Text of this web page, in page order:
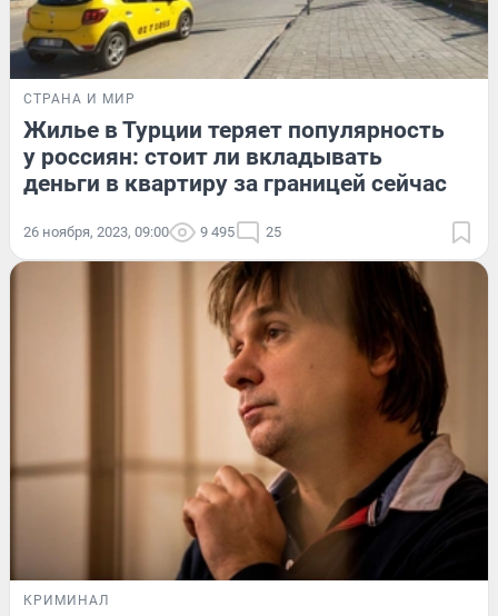
СТРАНА И МИР
Жилье в Турции теряет популярность
у россиян: стоит ли вкладывать
деньги в квартиру за границей сейчас
26 ноября, 2023, 09:00 9 495 25
КРИМИНАЛ